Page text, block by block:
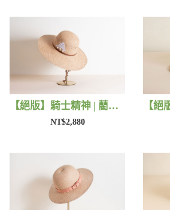
【絕版】騎士精神 | 藺子X好煩小姐
NT$2,880